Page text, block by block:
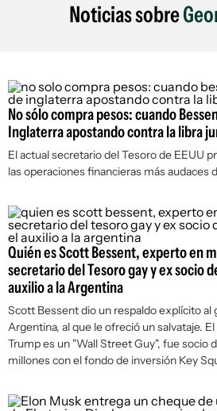
Noticias sobre
No sólo compra pesos: cuando
Inglaterra apostando contra la libra
El actual secretario del Tesoro de EEUU
las operaciones financieras más audaces
Quién es Scott Bessent, experto en
secretario del Tesoro gay y ex socio
auxilio a la Argentina
Scott Bessent dio un respaldo explícito al
Argentina, al que le ofreció un salvataje.
Trump es un "Wall Street Guy", fue socio
millones con el fondo de inversión Key